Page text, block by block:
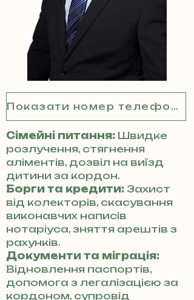
Показати номер телефону
Сімейні питання: Швидке
розлучення, стягнення
аліментів, дозвіл на виїзд
дитини за кордон.
Борги та кредити: Захист
від колекторів, скасування
виконавчих написів
нотаріуса, зняття арештів з
рахунків.
Документи та міграція:
Відновлення паспортів,
допомога з легалізацією за
кордоном, супровід